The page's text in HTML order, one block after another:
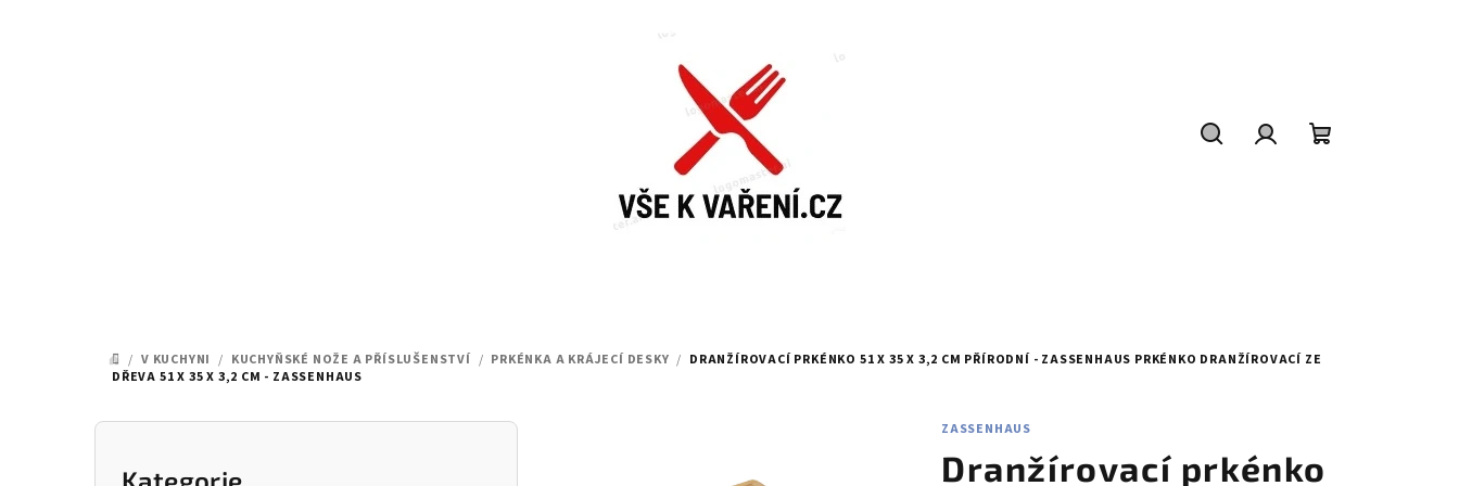
DOMŮ
/ V KUCHYNI / KUCHYŇSKÉ NOŽE A PŘÍSLUŠENSTVÍ / PRKÉNKA A KRÁJECÍ DESKY / DRANŽÍROVACÍ PRKÉNKO 51 X 35 X 3,2 CM PŘÍRODNÍ - ZASSENHAUS PRKÉNKO DRANŽÍROVACÍ ZE
DŘEVA 51 X 35 X 3,2 CM - ZASSENHAUS
P
Přeskočit
ZASSENHAUS
Dranžírovací prkénko